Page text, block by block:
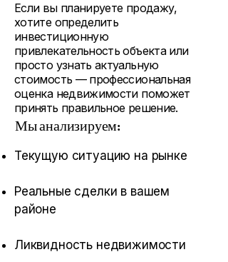
Если вы планируете продажу,
хотите определить
инвестиционную
привлекательность объекта или
просто узнать актуальную
стоимость — профессиональная
оценка недвижимости поможет
принять правильное решение.
Мы анализируем:
Текущую ситуацию на рынке
Реальные сделки в вашем
районе
Ликвидность недвижимости